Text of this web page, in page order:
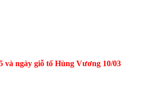
và ngày giỗ tổ Hùng Vương 10/03